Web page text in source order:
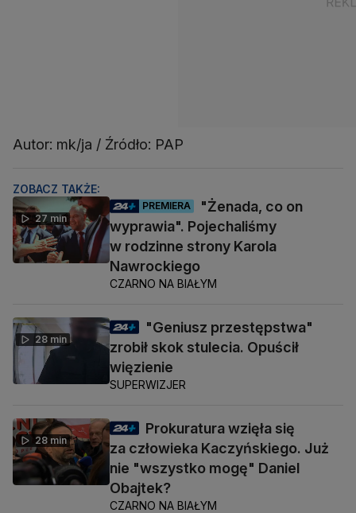
Autor: mk/ja / Źródło: PAP
ZOBACZ TAKŻE:
27 min
PREMIERA
"Żenada, co on
wyprawia". Pojechaliśmy
w rodzinne strony Karola
Nawrockiego
CZARNO NA BIAŁYM
28 min
"Geniusz przestępstwa"
zrobił skok stulecia. Opuścił
więzienie
SUPERWIZJER
28 min
Prokuratura wzięła się
za człowieka Kaczyńskiego. Już
nie "wszystko mogę" Daniel
Obajtek?
CZARNO NA BIAŁYM